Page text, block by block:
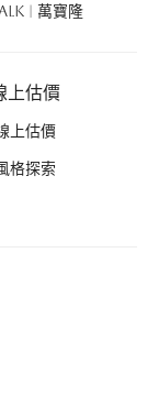
| 萬寶隆
上估價
上估價
格探索